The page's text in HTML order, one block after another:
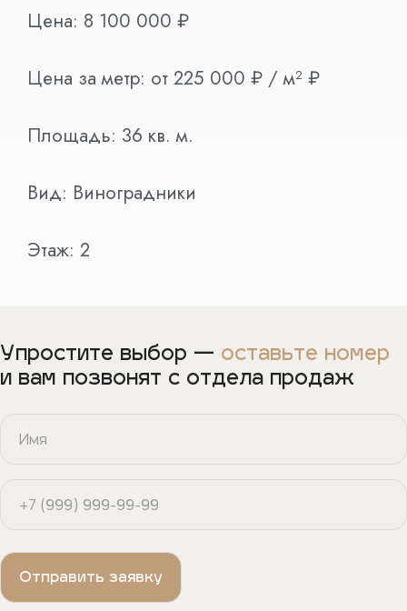
Цена: 8 100 000 ₽
Цена за метр: от 225 000 ₽ / м² ₽
Площадь: 36 кв. м.
Вид: Виноградники
Этаж: 2
Упростите выбор — оставьте номер
и вам позвонят с отдела продаж